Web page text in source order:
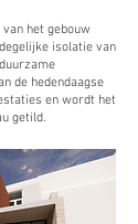
het gebouw
isolatie van
de hedendaagse
en wordt het
getild.